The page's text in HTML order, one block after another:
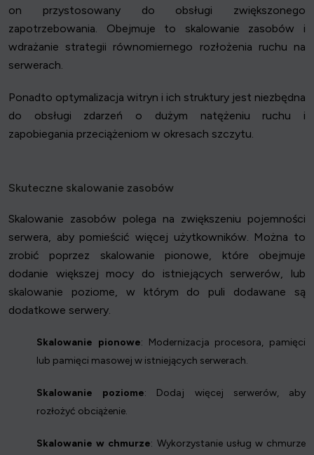
on przystosowany do obsługi zwiększonego
zapotrzebowania. Obejmuje to skalowanie zasobów i
wdrażanie strategii równomiernego rozłożenia ruchu na
serwerach.
Ponadto optymalizacja witryn i ich struktury jest niezbędna
do obsługi zdarzeń o dużym natężeniu ruchu i
zapobiegania przeciążeniom w okresach szczytu.
Skuteczne skalowanie zasobów
Skalowanie zasobów polega na zwiększeniu pojemności
serwera, aby pomieścić więcej użytkowników. Można to
zrobić poprzez skalowanie pionowe, które obejmuje
dodanie większej mocy do istniejących serwerów, lub
skalowanie poziome, w którym do puli dodawane są
dodatkowe serwery.
Skalowanie pionowe: Modernizacja procesora, pamięci
lub pamięci masowej w istniejących serwerach.
Skalowanie poziome: Dodaj więcej serwerów, aby
rozłożyć obciążenie.
Skalowanie w chmurze: Wykorzystanie usług w chmurze